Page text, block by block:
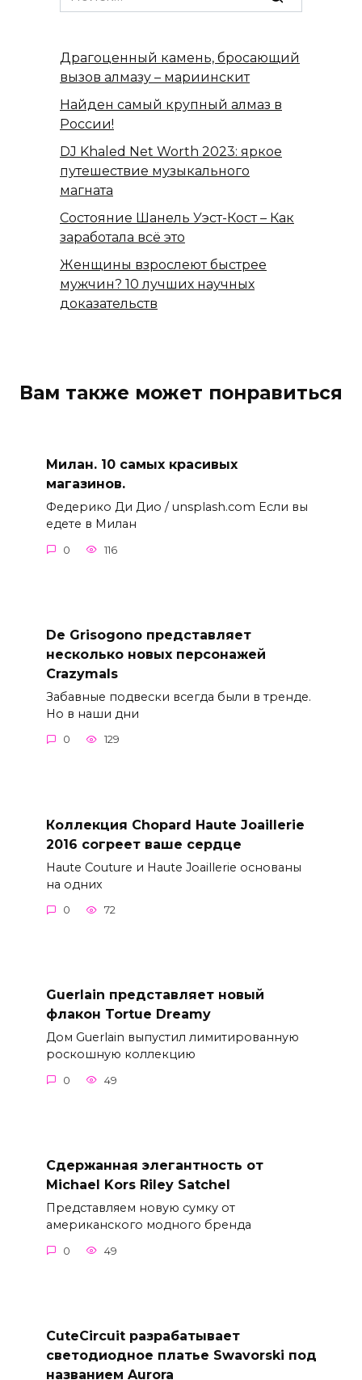
for:
Драгоценный камень, бросающий
вызов алмазу – мариинскит
Найден самый крупный алмаз в
России!
DJ Khaled Net Worth 2023: яркое
путешествие музыкального
магната
Состояние Шанель Уэст-Кост – Как
заработала всё это
Женщины взрослеют быстрее
мужчин? 10 лучших научных
доказательств
Вам также может понравиться
Милан. 10 самых красивых
магазинов.
Федерико Ди Дио / unsplash.com Если вы
едете в Милан
0 116
De Grisogono представляет
несколько новых персонажей
Crazymals
Забавные подвески всегда были в тренде.
Но в наши дни
0 129
Коллекция Chopard Haute Joaillerie
2016 согреет ваше сердце
Haute Couture и Haute Joaillerie основаны
на одних
0 72
Guerlain представляет новый
флакон Tortue Dreamy
Дом Guerlain выпустил лимитированную
роскошную коллекцию
0 49
Сдержанная элегантность от
Michael Kors Riley Satchel
Представляем новую сумку от
американского модного бренда
0 49
CuteCircuit разрабатывает
светодиодное платье Swavorski под
названием Aurora